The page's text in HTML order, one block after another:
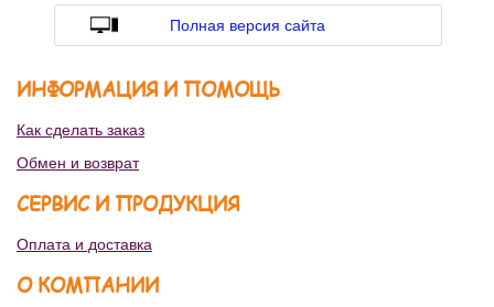
Полная версия сайта
ИНФОРМАЦИЯ И ПОМОЩЬ
Как сделать заказ
Обмен и возврат
СЕРВИС И ПРОДУКЦИЯ
Оплата и доставка
О КОМПАНИИ